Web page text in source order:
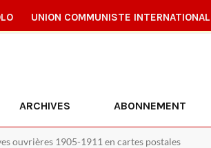
UNION COMMUNISTE
ARCHIVES ABONNEMENT
ouvrières 1905-1911 en cartes postales